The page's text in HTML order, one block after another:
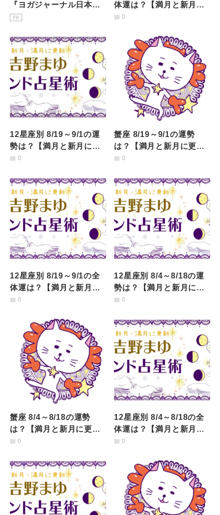
『ヨガジャーナル日本
版』予約購読のご案内
PR
体運は？【満月と新月に
更新！インド占星術】
0
12星座別 8/19～9/1の運
勢は？【満月と新月に更
新！インド占星術】
0
蟹座 8/19～9/1の運勢
は？【満月と新月に更
新！インド占星術】
0
12星座別 8/19～9/1の全
体運は？【満月と新月に
更新！インド占星術】
0
12星座別 8/4～8/18の運
勢は？【満月と新月に更
新！インド占星術】
0
蟹座 8/4～8/18の運勢
は？【満月と新月に更
新！インド占星術】
0
12星座別 8/4～8/18の全
体運は？【満月と新月に
更新！インド占星術】
0